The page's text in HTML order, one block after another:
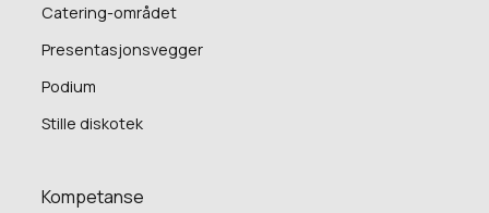
Kompetanse
Catering-området
Presentasjonsvegger
Podium
Stille diskotek